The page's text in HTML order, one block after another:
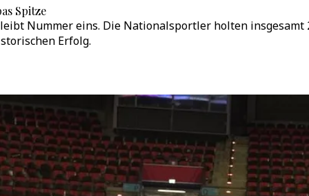
Spitze
Nummer eins. Die Nationalsportler holten insgesamt
Erfolg.